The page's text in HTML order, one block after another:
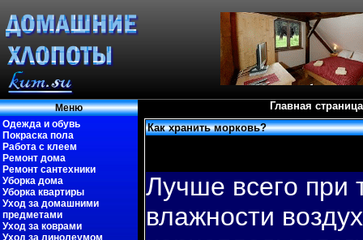
Меню
Одежда и обувь
Покраска пола
Работа с клеем
Ремонт дома
Ремонт сантехники
Уборка дома
Уборка квартиры
Уход за домашними
предметами
Уход за коврами
Уход за линолеумом
Главная страница
Как хранить морковь?
Лучше всегο при
влажности